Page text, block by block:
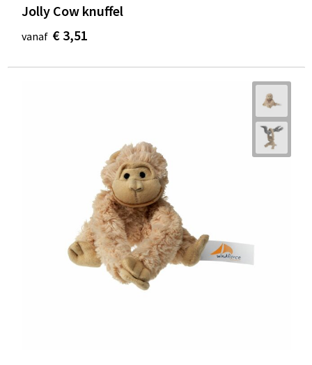
Jolly Cow knuffel
vanaf € 3,51